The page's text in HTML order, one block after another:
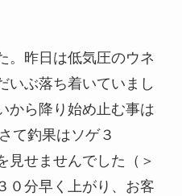
。昨日は低気圧のウネ
いぶ落ち着いていまし
から降り始め止む事は
て釣果はソゲ３
見せませんでした（＞
０分早く上がり、お客